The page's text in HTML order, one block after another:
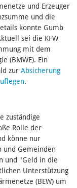
und Erzeuger
und die
konnte Gumb
sei die KFW
mit dem
(BMWE). Ein
zur Absicherung
.
zuständige
Rolle der
könne nur
und Gemeinden
und "Geld in die
Unterstützung
(BEW) um